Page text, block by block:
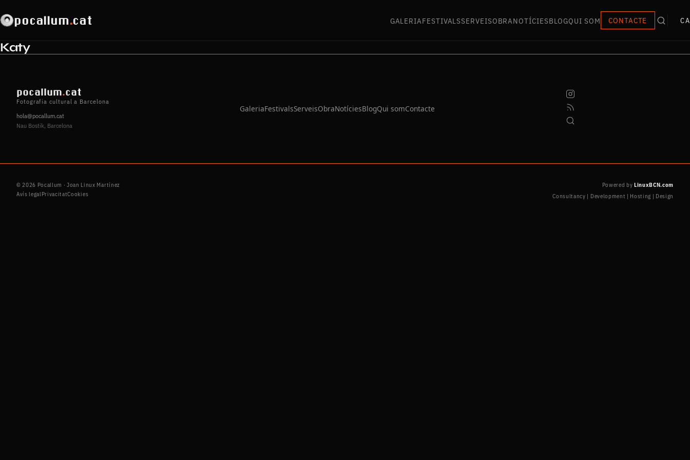
pocallum.cat GALERIAFESTIVALSSERVEISOBRANOTÍCIESBLOGQUI SOM CONTACTE CA
Katy
pocallum.cat
Fotografia cultural a Barcelona
hola@pocallum.cat
Nau Bostik, Barcelona
GaleriaFestivalsServeisObraNotíciesBlogQui somContacte
© 2026 Pocallum · Joan Linux Martínez
Avís legalPrivacitatCookies
Powered by LinuxBCN.com
Consultancy | Development | Hosting | Design